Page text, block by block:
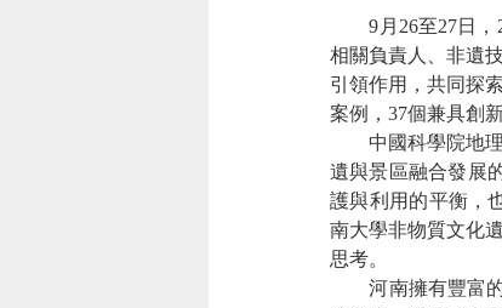
9月26至27日，
相關負責人、非遺
引領作用，共同探
案例，37個兼具創
中國科學院地
遺與景區融合發展
護與利用的平衡，
南大學非物質文化
思考。
河南擁有豐富的